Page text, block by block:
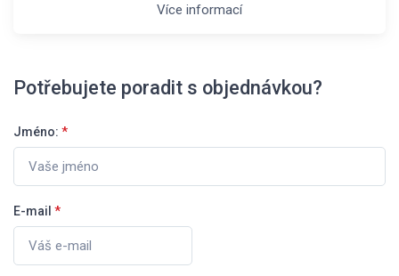
Více informací
Potřebujete poradit s objednávkou?
Jméno: *
E-mail *